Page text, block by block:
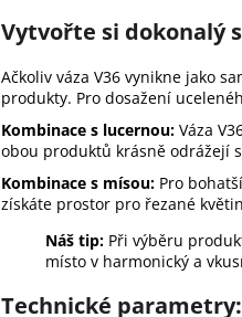
Vytvořte si dokonalý
Ačkoliv váza V36 vynikne jako
produkty. Pro dosažení
Kombinace s lucernou: Váza
obou produktů krásně odrážejí
Kombinace s mísou: Pro
získáte prostor pro řezané
Náš tip: Při výběru
místo v harmonický a
Technické parametry: